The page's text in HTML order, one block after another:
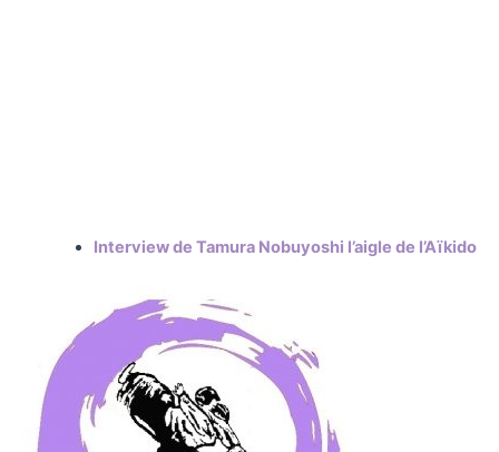
Interview de Tamura Nobuyoshi l’aigle de l’Aïkido